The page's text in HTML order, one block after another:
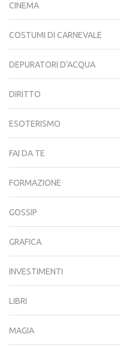
CINEMA
COSTUMI DI CARNEVALE
DEPURATORI D'ACQUA
DIRITTO
ESOTERISMO
FAI DA TE
FORMAZIONE
GOSSIP
GRAFICA
INVESTIMENTI
LIBRI
MAGIA